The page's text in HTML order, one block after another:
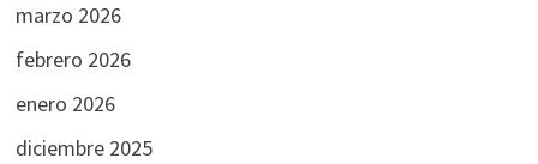
marzo 2026
febrero 2026
enero 2026
diciembre 2025